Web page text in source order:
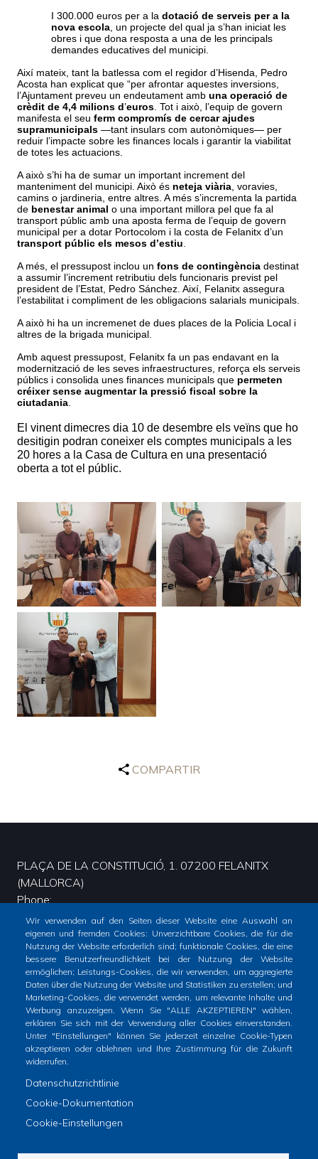
I 300.000 euros per a la dotació de serveis per a la
nova escola, un projecte del qual ja s’han iniciat les
obres i que dona resposta a una de les principals
demandes educatives del municipi.
Així mateix, tant la batlessa com el regidor d’Hisenda, Pedro
Acosta han explicat que “per afrontar aquestes inversions,
l’Ajuntament preveu un endeutament amb una operació de
crèdit de 4,4 milions d’euros. Tot i això, l’equip de govern
manifesta el seu ferm compromís de cercar ajudes
supramunicipals —tant insulars com autonòmiques— per
reduir l’impacte sobre les finances locals i garantir la viabilitat
de totes les actuacions.
A això s’hi ha de sumar un important increment del
manteniment del municipi. Això és neteja viària, voravies,
camins o jardineria, entre altres. A més s’incrementa la partida
de benestar animal o una important millora pel que fa al
transport públic amb una aposta ferma de l’equip de govern
municipal per a dotar Portocolom i la costa de Felanitx d’un
transport públic els mesos d’estiu.
A més, el pressupost inclou un fons de contingència destinat
a assumir l’increment retributiu dels funcionaris previst pel
president de l’Estat, Pedro Sánchez. Així, Felanitx assegura
l’estabilitat i compliment de les obligacions salarials municipals.
A això hi ha un incremenet de dues places de la Policia Local i
altres de la brigada municipal.
Amb aquest pressupost, Felanitx fa un pas endavant en la
modernització de les seves infraestructures, reforça els serveis
públics i consolida unes finances municipals que permeten
créixer sense augmentar la pressió fiscal sobre la
ciutadania.
El vinent dimecres dia 10 de desembre els veïns que ho
desitigin podran coneixer els comptes municipals a les
20 hores a la Casa de Cultura en una presentació
oberta a tot el públic.
COMPARTIR
Footer
menu
1
PLAÇA DE LA CONSTITUCIÓ, 1. 07200 FELANITX
(MALLORCA)
Phone
+34 971 58 00 51 - CIF: P0702200G FACTURACIÓ - FACE:
L01070223.
Wir verwenden auf den Seiten dieser Website eine Auswahl an
eigenen und fremden Cookies: Unverzichtbare Cookies, die für die
Nutzung der Website erforderlich sind; funktionale Cookies, die eine
bessere Benutzerfreundlichkeit bei der Nutzung der Website
ermöglichen; Leistungs-Cookies, die wir verwenden, um aggregierte
Daten über die Nutzung der Website und Statistiken zu erstellen; und
Marketing-Cookies, die verwendet werden, um relevante Inhalte und
Werbung anzuzeigen. Wenn Sie "ALLE AKZEPTIEREN" wählen,
erklären Sie sich mit der Verwendung aller Cookies einverstanden.
Unter "Einstellungen" können Sie jederzeit einzelne Cookie-Typen
akzeptieren oder ablehnen und Ihre Zustimmung für die Zukunft
widerrufen.
Datenschutzrichtlinie
Cookie-Dokumentation
Cookie-Einstellungen
© Ajuntament de Felanitx